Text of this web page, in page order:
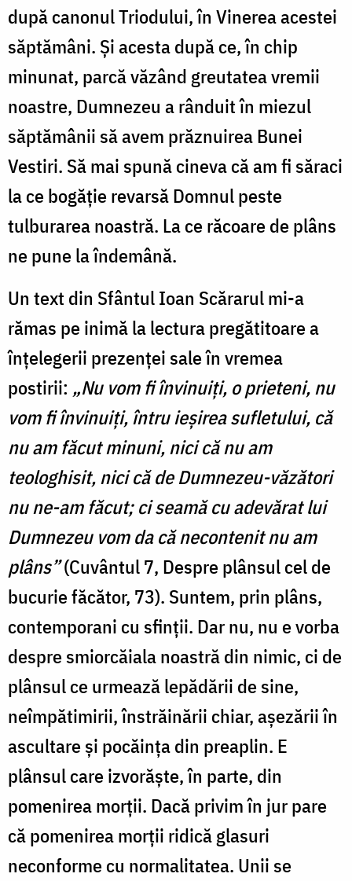
după canonul Triodului, în Vinerea acestei
săptămâni. Și acesta după ce, în chip
minunat, parcă văzând greutatea vremii
noastre, Dumnezeu a rânduit în miezul
săptămânii să avem prăznuirea Bunei
Vestiri. Să mai spună cineva că am fi săraci
la ce bogăție revarsă Domnul peste
tulburarea noastră. La ce răcoare de plâns
ne pune la îndemână.
Un text din Sfântul Ioan Scărarul mi-a
rămas pe inimă la lectura pregătitoare a
înțelegerii prezenței sale în vremea
postirii: „Nu vom fi învinuiți, o prieteni, nu
vom fi învinuiți, întru ieșirea sufletului, că
nu am făcut minuni, nici că nu am
teologhisit, nici că de Dumnezeu-văzători
nu ne-am făcut; ci seamă cu adevărat lui
Dumnezeu vom da că necontenit nu am
plâns”(Cuvântul 7, Despre plânsul cel de
bucurie făcător, 73). Suntem, prin plâns,
contemporani cu sfinții. Dar nu, nu e vorba
despre smiorcăiala noastră din nimic, ci de
plânsul ce urmează lepădării de sine,
neîmpătimirii, înstrăinării chiar, așezării în
ascultare și pocăința din preaplin. E
plânsul care izvorăște, în parte, din
pomenirea morții. Dacă privim în jur pare
că pomenirea morții ridică glasuri
neconforme cu normalitatea. Unii se